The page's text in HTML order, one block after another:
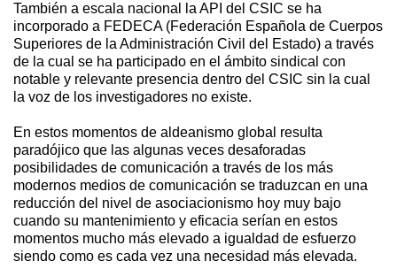
También a escala nacional la API del CSIC se ha
incorporado a FEDECA (Federación Española de Cuerpos
Superiores de la Administración Civil del Estado) a través
de la cual se ha participado en el ámbito sindical con
notable y relevante presencia dentro del CSIC sin la cual
la voz de los investigadores no existe.
En estos momentos de aldeanismo global resulta
paradójico que las algunas veces desaforadas
posibilidades de comunicación a través de los más
modernos medios de comunicación se traduzcan en una
reducción del nivel de asociacionismo hoy muy bajo
cuando su mantenimiento y eficacia serían en estos
momentos mucho más elevado a igualdad de esfuerzo
siendo como es cada vez una necesidad más elevada.